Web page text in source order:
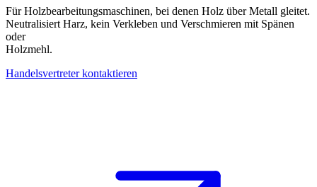
Für Holzbearbeitungsmaschinen, bei denen Holz über Metall gleitet.
Neutralisiert Harz, kein Verkleben und Verschmieren mit Spänen
oder
Holzmehl.
Handelsvertreter kontaktieren